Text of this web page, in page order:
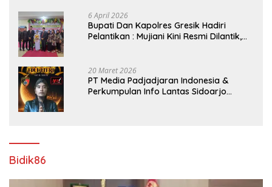
6 April 2026
​Bupati Dan Kapolres Gresik Hadiri
Pelantikan : Mujiani Kini Resmi Dilantik,
20 Maret 2026
PT Media Padjadjaran Indonesia &
Perkumpulan Info Lantas Sidoarjo
Bidik86